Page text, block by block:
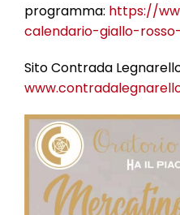
programma: https://
calendario-giallo-
Sito Contrada